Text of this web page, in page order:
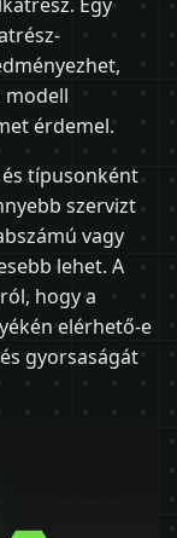
modell
érdemel.
típusonként
szervizt
vagy
lehet. A
hogy a
elérhető-e
gyorsaságát